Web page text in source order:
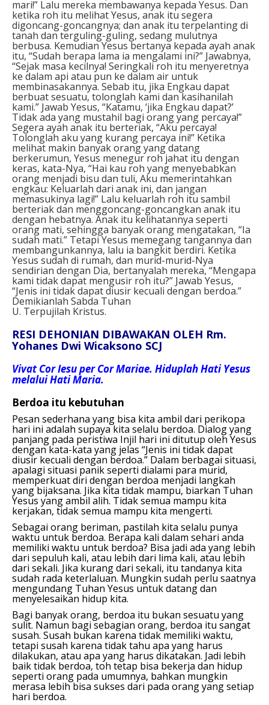
mari!” Lalu mereka membawanya kepada Yesus. Dan
ketika roh itu melihat Yesus, anak itu segera
digoncang-goncangnya; dan anak itu terpelanting di
tanah dan terguling-guling, sedang mulutnya
berbusa. Kemudian Yesus bertanya kepada ayah anak
itu, “Sudah berapa lama ia mengalami ini?” Jawabnya,
“Sejak masa kecilnya! Seringkali roh itu menyeretnya
ke dalam api atau pun ke dalam air untuk
membinasakannya. Sebab itu, jika Engkau dapat
berbuat sesuatu, tolonglah kami dan kasihanilah
kami.” Jawab Yesus, “Katamu, ‘jika Engkau dapat?’
Tidak ada yang mustahil bagi orang yang percaya!”
Segera ayah anak itu berteriak, “Aku percaya!
Tolonglah aku yang kurang percaya ini!” Ketika
melihat makin banyak orang yang datang
berkerumun, Yesus menegur roh jahat itu dengan
keras, kata-Nya, “Hai kau roh yang menyebabkan
orang menjadi bisu dan tuli, Aku memerintahkan
engkau: Keluarlah dari anak ini, dan jangan
memasukinya lagi!” Lalu keluarlah roh itu sambil
berteriak dan menggoncang-goncangkan anak itu
dengan hebatnya. Anak itu kelihatannya seperti
orang mati, sehingga banyak orang mengatakan, “Ia
sudah mati.” Tetapi Yesus memegang tangannya dan
membangunkannya, lalu ia bangkit berdiri. Ketika
Yesus sudah di rumah, dan murid-murid-Nya
sendirian dengan Dia, bertanyalah mereka, “Mengapa
kami tidak dapat mengusir roh itu?” Jawab Yesus,
“Jenis ini tidak dapat diusir kecuali dengan berdoa.”
Demikianlah Sabda Tuhan
U. Terpujilah Kristus.
RESI DEHONIAN DIBAWAKAN OLEH Rm.
Yohanes Dwi Wicaksono SCJ
Vivat Cor Iesu per Cor Mariae. Hiduplah Hati Yesus
melalui Hati Maria.
Berdoa itu kebutuhan
Pesan sederhana yang bisa kita ambil dari perikopa
hari ini adalah supaya kita selalu berdoa. Dialog yang
panjang pada peristiwa Injil hari ini ditutup oleh Yesus
dengan kata-kata yang jelas “Jenis ini tidak dapat
diusir kecuali dengan berdoa.” Dalam berbagai situasi,
apalagi situasi panik seperti dialami para murid,
memperkuat diri dengan berdoa menjadi langkah
yang bijaksana. Jika kita tidak mampu, biarkan Tuhan
Yesus yang ambil alih. Tidak semua mampu kita
kerjakan, tidak semua mampu kita mengerti.
Sebagai orang beriman, pastilah kita selalu punya
waktu untuk berdoa. Berapa kali dalam sehari anda
memiliki waktu untuk berdoa? Bisa jadi ada yang lebih
dari sepuluh kali, atau lebih dari lima kali, atau lebih
dari sekali. Jika kurang dari sekali, itu tandanya kita
sudah rada keterlaluan. Mungkin sudah perlu saatnya
mengundang Tuhan Yesus untuk datang dan
menyelesaikan hidup kita.
Bagi banyak orang, berdoa itu bukan sesuatu yang
sulit. Namun bagi sebagian orang, berdoa itu sangat
susah. Susah bukan karena tidak memiliki waktu,
tetapi susah karena tidak tahu apa yang harus
dilakukan, atau apa yang harus dikatakan. Jadi lebih
baik tidak berdoa, toh tetap bisa bekerja dan hidup
seperti orang pada umumnya, bahkan mungkin
merasa lebih bisa sukses dari pada orang yang setiap
hari berdoa.